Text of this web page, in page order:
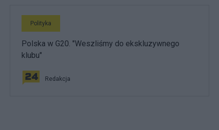
Polityka
Polska w G20. "Weszliśmy do ekskluzywnego
klubu"
Redakcja